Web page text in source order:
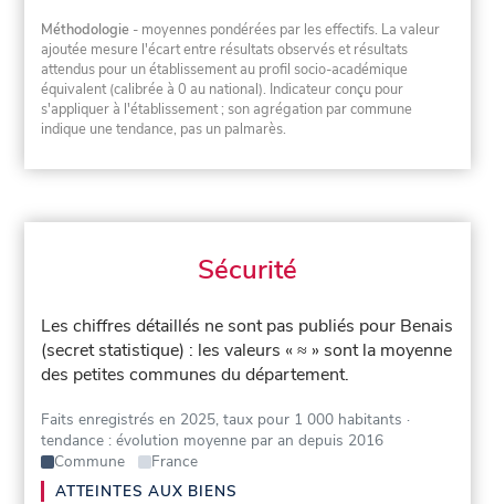
Méthodologie - moyennes pondérées par les effectifs. La valeur
ajoutée mesure l'écart entre résultats observés et résultats
attendus pour un établissement au profil socio-académique
équivalent (calibrée à 0 au national). Indicateur conçu pour
s'appliquer à l'établissement ; son agrégation par commune
indique une tendance, pas un palmarès.
Sécurité
Les chiffres détaillés ne sont pas publiés pour Benais
(secret statistique) : les valeurs « ≈ » sont la moyenne
des petites communes du département.
Faits enregistrés en 2025, taux pour 1 000 habitants ·
tendance : évolution moyenne par an depuis 2016
Commune
France
ATTEINTES AUX BIENS